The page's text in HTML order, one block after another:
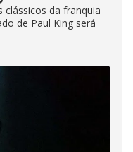
da franquia
de Paul King será